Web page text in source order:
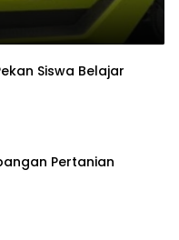
Siswa Belajar
Pertanian